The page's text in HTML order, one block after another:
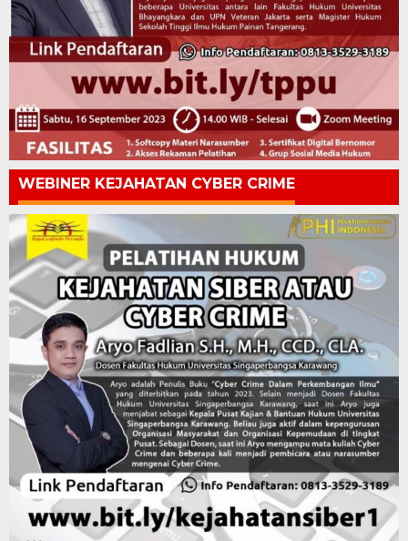
WEBINER KEJAHATAN CYBER CRIME